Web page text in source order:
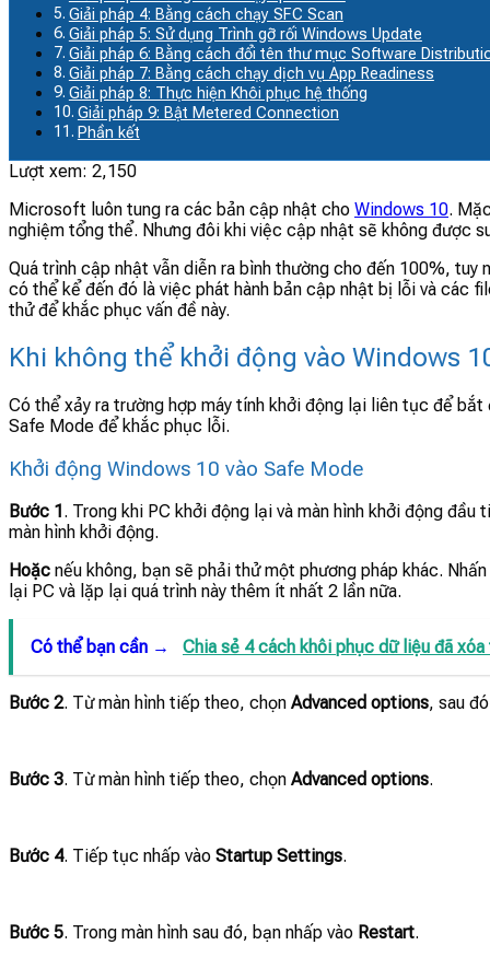
Giải pháp 4: Bằng cách chạy SFC Scan
Giải pháp 5: Sử dụng Trình gỡ rối Windows Update
Giải pháp 6: Bằng cách đổi tên thư mục Software
Giải pháp 7: Bằng cách chạy dịch vụ App Readiness
Giải pháp 8: Thực hiện Khôi phục hệ thống
Giải pháp 9: Bật Metered Connection
Phần kết
Lượt xem: 2,150
Microsoft luôn tung ra các bản cập nhật cho Windows 10.
nghiệm tổng thể. Nhưng đôi khi việc cập nhật sẽ không được
Quá trình cập nhật vẫn diễn ra bình thường cho đến 100%,
có thể kể đến đó là việc phát hành bản cập nhật bị lỗi và các
thử để khắc phục vấn đề này.
Khi không thể khởi động vào Windows
Có thể xảy ra trường hợp máy tính khởi động lại liên tục để
Safe Mode để khắc phục lỗi.
Khởi động Windows 10 vào Safe Mode
Bước 1 . Trong khi PC khởi động lại và màn hình khởi động
màn hình khởi động.
Hoặc nếu không, bạn sẽ phải thử một phương pháp khác.
lại PC và lặp lại quá trình này thêm ít nhất 2 lần nữa.
Có thể bạn cần → Chia sẻ 4 cách khôi phục dữ liệu đã
Bước 2. Từ màn hình tiếp theo, chọn Advanced options, sau
Bước 3. Từ màn hình tiếp theo, chọn Advanced options.
Bước 4. Tiếp tục nhấp vào Startup Settings.
Bước 5. Trong màn hình sau đó, bạn nhấp vào Restart.